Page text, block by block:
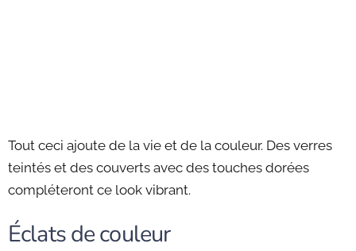
Tout ceci ajoute de la vie et de la couleur. Des verres
teintés et des couverts avec des touches dorées
compléteront ce look vibrant.
Éclats de couleur